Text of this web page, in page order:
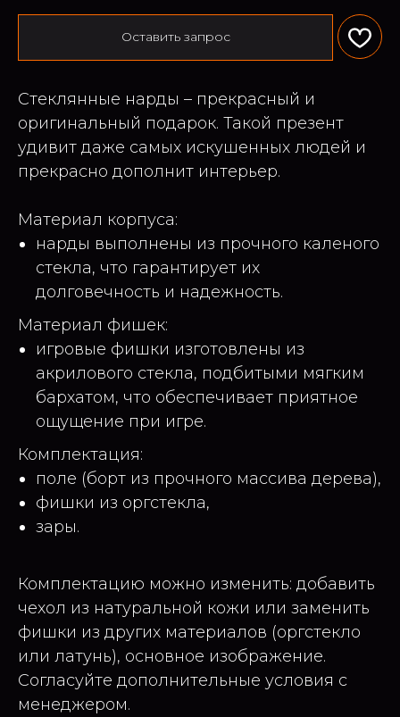
Оставить запрос
Стеклянные нарды – прекрасный и
оригинальный подарок. Такой презент
удивит даже самых искушенных людей и
прекрасно дополнит интерьер.
Материал корпуса:
нарды выполнены из прочного каленого
стекла, что гарантирует их
долговечность и надежность.
Материал фишек:
игровые фишки изготовлены из
акрилового стекла, подбитыми мягким
бархатом, что обеспечивает приятное
ощущение при игре.
Комплектация:
поле (борт из прочного массива дерева),
фишки из оргстекла,
зары.
Комплектацию можно изменить: добавить
чехол из натуральной кожи или заменить
фишки из других материалов (оргстекло
или латунь), основное изображение.
Согласуйте дополнительные условия с
менеджером.